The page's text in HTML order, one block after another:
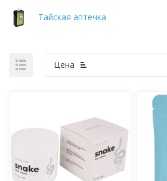
Тайская аптечка
Цена